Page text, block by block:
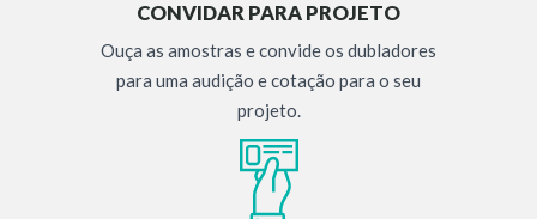
CONVIDAR PARA PROJETO
Ouça as amostras e convide os dubladores
para uma audição e cotação para o seu
projeto.